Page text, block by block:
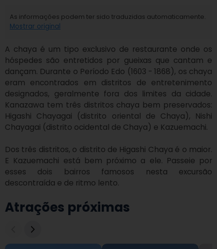
As informações podem ter sido traduzidas automaticamente.
Mostrar original
A chaya é um tipo exclusivo de restaurante onde os
hóspedes são entretidos por gueixas que cantam e
dançam. Durante o Período Edo (1603 - 1868), os chaya
eram encontrados em distritos de entretenimento
designados, geralmente fora dos limites da cidade.
Kanazawa tem três distritos chaya bem preservados:
Higashi Chayagai (distrito oriental de Chaya), Nishi
Chayagai (distrito ocidental de Chaya) e Kazuemachi.
Dos três distritos, o distrito de Higashi Chaya é o maior.
E Kazuemachi está bem próximo a ele. Passeie por
esses dois bairros famosos nesta excursão
descontraída e de ritmo lento.
Atrações próximas